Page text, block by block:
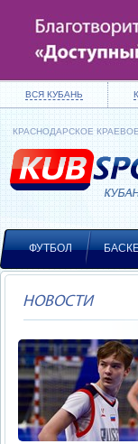
ВСЯ КУБАНЬ
КРАСНОДАРСКОЕ
ФУТБОЛ
НОВОСТИ